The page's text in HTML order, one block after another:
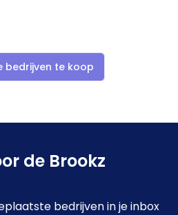
bedrijven te koop
de Brookz
bedrijven in je inbox